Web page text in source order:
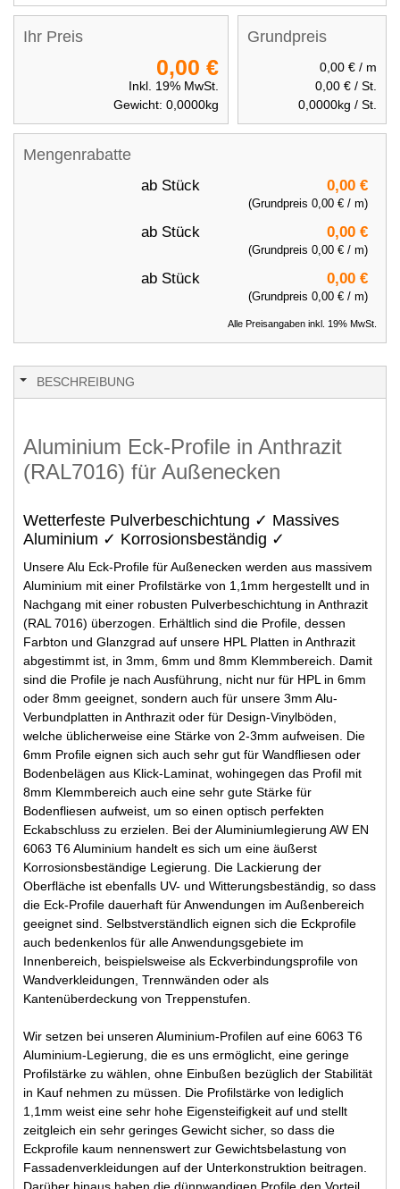
Mengenrabatte
ab Stück 0,00 €
(Grundpreis 0,00 € / m)
ab Stück 0,00 €
(Grundpreis 0,00 € / m)
ab Stück 0,00 €
(Grundpreis 0,00 € / m)
Alle Preisangaben inkl. 19% MwSt.
Grundpreis
0,00 €/ m
0,00 €/ St.
0,0000kg / St.
Ihr Preis
0,00 €
Inkl. 19% MwSt.
Gewicht: 0,0000kg
BESCHREIBUNG
Aluminium Eck-Profile in Anthrazit
(RAL7016) für Außenecken
Wetterfeste Pulverbeschichtung ✓ Massives
Aluminium ✓ Korrosionsbeständig ✓
Unsere Alu Eck-Profile für Außenecken werden aus massivem
Aluminium mit einer Profilstärke von 1,1mm hergestellt und in
Nachgang mit einer robusten Pulverbeschichtung in Anthrazit
(RAL 7016) überzogen. Erhältlich sind die Profile, dessen
Farbton und Glanzgrad auf unsere HPL Platten in Anthrazit
abgestimmt ist, in 3mm, 6mm und 8mm Klemmbereich. Damit
sind die Profile je nach Ausführung, nicht nur für HPL in 6mm
oder 8mm geeignet, sondern auch für unsere 3mm Alu-
Verbundplatten in Anthrazit oder für Design-Vinylböden,
welche üblicherweise eine Stärke von 2-3mm aufweisen. Die
6mm Profile eignen sich auch sehr gut für Wandfliesen oder
Bodenbelägen aus Klick-Laminat, wohingegen das Profil mit
8mm Klemmbereich auch eine sehr gute Stärke für
Bodenfliesen aufweist, um so einen optisch perfekten
Eckabschluss zu erzielen. Bei der Aluminiumlegierung AW EN
6063 T6 Aluminium handelt es sich um eine äußerst
Korrosionsbeständige Legierung. Die Lackierung der
Oberfläche ist ebenfalls UV- und Witterungsbeständig, so dass
die Eck-Profile dauerhaft für Anwendungen im Außenbereich
geeignet sind. Selbstverständlich eignen sich die Eckprofile
auch bedenkenlos für alle Anwendungsgebiete im
Innenbereich, beispielsweise als Eckverbindungsprofile von
Wandverkleidungen, Trennwänden oder als
Kantenüberdeckung von Treppenstufen.
Wir setzen bei unseren Aluminium-Profilen auf eine 6063 T6
Aluminium-Legierung, die es uns ermöglicht, eine geringe
Profilstärke zu wählen, ohne Einbußen bezüglich der Stabilität
in Kauf nehmen zu müssen. Die Profilstärke von lediglich
1,1mm weist eine sehr hohe Eigensteifigkeit auf und stellt
zeitgleich ein sehr geringes Gewicht sicher, so dass die
Eckprofile kaum nennenswert zur Gewichtsbelastung von
Fassadenverkleidungen auf der Unterkonstruktion beitragen.
Darüber hinaus haben die dünnwandigen Profile den Vorteil,